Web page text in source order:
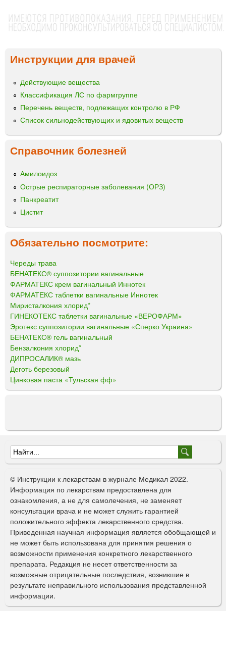
Инструкции для врачей
Действующие вещества
Классификация ЛС по фармгруппе
Перечень веществ, подлежащих контролю в РФ
Список сильнодействующих и ядовитых веществ
Справочник болезней
Амилоидоз
Острые респираторные заболевания (ОРЗ)
Панкреатит
Цистит
Обязательно посмотрите:
Череды трава
БЕНАТЕКС® суппозитории вагинальные
ФАРМАТЕКС крем вагинальный Иннотек
ФАРМАТЕКС таблетки вагинальные Иннотек
Миристалкония хлорид*
ГИНЕКОТЕКС таблетки вагинальные «ВЕРОФАРМ»
Эротекс суппозитории вагинальные «Сперко Украина»
БЕНАТЕКС® гель вагинальный
Бензалкония хлорид*
ДИПРОСАЛИК® мазь
Деготь березовый
Цинковая паста «Тульская фф»
Ф
о
р
м
а
п
о
и
с
к
© Инструкции к лекарствам в журнале Медикал 2022.
Информация по лекарствам предоставлена для
ознакомления, а не для самолечения, не заменяет
консультации врача и не может служить гарантией
положительного эффекта лекарственного средства.
Приведенная научная информация является обобщающей и
не может быть использована для принятия решения о
возможности применения конкретного лекарственного
препарата. Редакция не несет ответственности за
возможные отрицательные последствия, возникшие в
результате неправильного использования представленной
информации.